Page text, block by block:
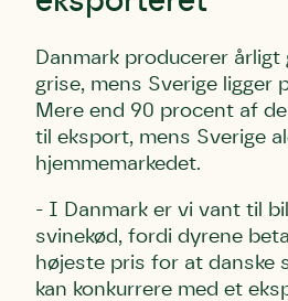
Danmark producerer
grise, mens Sverige ligger
Mere end 90 procent af
til eksport, mens Sverige
hjemmemarkedet.
- I Danmark er vi vant til
svinekød, fordi dyrene
højeste pris for at danske
kan konkurrere med et